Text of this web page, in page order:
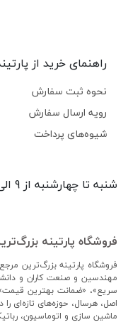
راهنمای خرید از
نحوه ثبت سفارش
رویه ارسال سفارش
شیوه‌های پرداخت
شنبه تا چهارشنبه از 9 الی 17 و پنج شنبه از 9 الی 14 پاسخگوی شما هستیم.
فروشگاه پارتینه
فروشگاه پارتینه بزرگ‌ترین
مهندسین و صنعت کاران و
سریع»، «ضمانت بهترین
اصل، هرسال، حوزه‌های تازه‌ای
ماشین سازی و اتوماسیون،